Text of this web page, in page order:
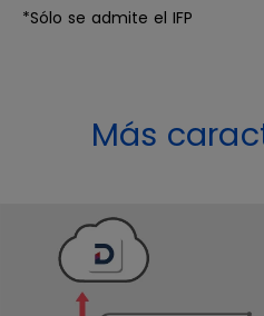
*Sólo se admite el IFP
Más